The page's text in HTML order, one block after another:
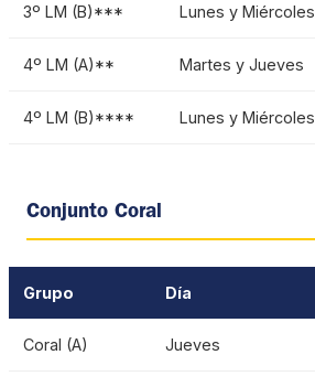
3º LM (B)*** Lunes y Miércoles
4º LM (A)** Martes y Jueves
4º LM (B)**** Lunes y Miércoles
Conjunto Coral
Grupo Día
Coral (A) Jueves